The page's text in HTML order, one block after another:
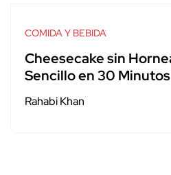
COMIDA Y BEBIDA
Cheesecake sin
Sencillo en 30 Minutos
Rahabi Khan